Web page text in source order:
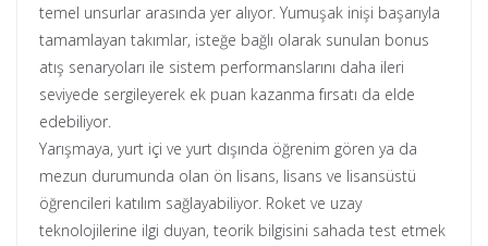
temel unsurlar arasında yer alıyor. Yumuşak inişi başarıyla
tamamlayan takımlar, isteğe bağlı olarak sunulan bonus
atış senaryoları ile sistem performanslarını daha ileri
seviyede sergileyerek ek puan kazanma fırsatı da elde
edebiliyor.
Yarışmaya, yurt içi ve yurt dışında öğrenim gören ya da
mezun durumunda olan ön lisans, lisans ve lisansüstü
öğrencileri katılım sağlayabiliyor. Roket ve uzay
teknolojilerine ilgi duyan, teorik bilgisini sahada test etmek